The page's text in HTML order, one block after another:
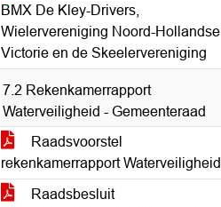
BMX De Kley-Drivers,
Wielervereniging Noord-Hollandse
Victorie en de Skeelervereniging
7.2 Rekenkamerrapport
Waterveiligheid - Gemeenteraad
Raadsvoorstel
rekenkamerrapport Waterveiligheid
Raadsbesluit